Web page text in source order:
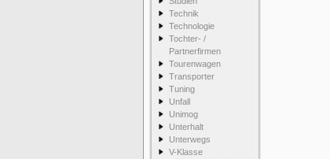
Technik
Technologie
Tochter- /
Partnerfirmen
Tourenwagen
Transporter
Tuning
Unfall
Unimog
Unterhalt
Unterwegs
V-Klasse